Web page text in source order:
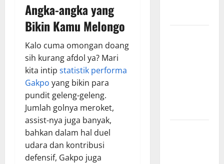
Angka-angka yang
Bikin Kamu Melongo
Kalo cuma omongan doang
sih kurang afdol ya? Mari
kita intip statistik performa
Gakpo yang bikin para
pundit geleng-geleng.
Jumlah golnya meroket,
assist-nya juga banyak,
bahkan dalam hal duel
udara dan kontribusi
defensif, Gakpo juga